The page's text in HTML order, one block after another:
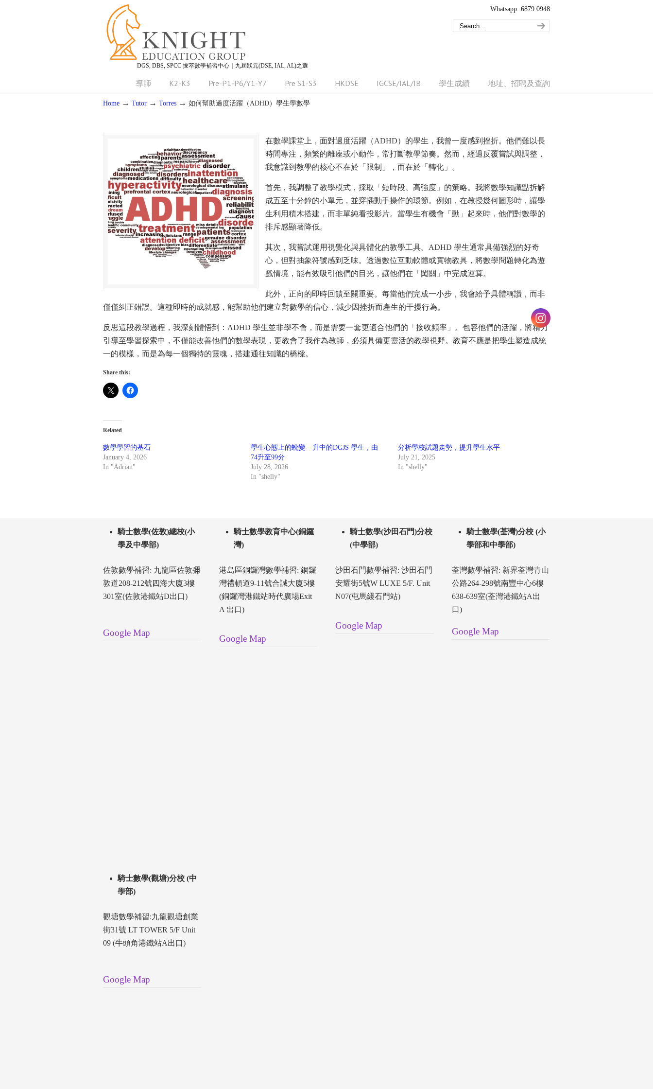
DGS, DBS, SPCC 拔萃數學補習中心｜九屆狀元(DSE, IAL, AL)之選
Whatsapp: 6879 0948
導師 K2-K3 Pre-P1-P6/Y1-Y7 Pre S1-S3 HKDSE IGCSE/IAL/IB 學生成績 地址、招聘及查詢
Home → Tutor → Torres → 如何幫助過度活躍（ADHD）學生學數學
在數學課堂上，面對過度活躍（ADHD）的學生，我曾一度感到挫折。他們難以長
時間專注，頻繁的離座或小動作，常打斷教學節奏。然而，經過反覆嘗試與調整，
我意識到教學的核心不在於「限制」，而在於「轉化」。
首先，我調整了教學模式，採取「短時段、高強度」的策略。我將數學知識點拆解
成五至十分鐘的小單元，並穿插動手操作的環節。例如，在教授幾何圖形時，讓學
生利用積木搭建，而非單純看投影片。當學生有機會「動」起來時，他們對數學的
排斥感顯著降低。
其次，我嘗試運用視覺化與具體化的教學工具。ADHD 學生通常具備強烈的好奇
心，但對抽象符號感到乏味。透過數位互動軟體或實物教具，將數學問題轉化為遊
戲情境，能有效吸引他們的目光，讓他們在「闖關」中完成運算。
此外，正向的即時回饋至關重要。每當他們完成一小步，我會給予具體稱讚，而非
僅僅糾正錯誤。這種即時的成就感，能幫助他們建立對數學的信心，減少因挫折而產生的干擾行為。
反思這段教學過程，我深刻體悟到：ADHD 學生並非學不會，而是需要一套更適合他們的「接收頻率」。包容他們的活躍，將精力
引導至學習探索中，不僅能改善他們的數學表現，更教會了我作為教師，必須具備更靈活的教學視野。教育不應是把學生塑造成統
一的模樣，而是為每一個獨特的靈魂，搭建通往知識的橋樑。
Share this:
Related
數學學習的基石
January 4, 2026
In "Adrian"
學生心態上的蛻變 – 升中的DGJS 學生，由
74升至99分
July 28, 2026
In "shelly"
分析學校試題走勢，提升學生水平
July 21, 2025
In "shelly"
騎士數學(佐敦)總校(小
學及中學部)
佐敦數學補習: 九龍區佐敦彌
敦道208-212號四海大廈3樓
301室(佐敦港鐵站D出口)
Google Map
騎士數學(觀塘)分校 (中
學部)
觀塘數學補習:九龍觀塘創業
街31號 LT TOWER 5/F Unit
09 (牛頭角港鐵站A出口)
Google Map
騎士數學教育中心(銅鑼
灣)
港島區銅鑼灣數學補習: 銅鑼
灣禮頓道9-11號合誠大廈5樓
(銅鑼灣港鐵站時代廣場Exit
A 出口)
Google Map
騎士數學(沙田石門)分校
(中學部)
沙田石門數學補習: 沙田石門
安耀街5號W LUXE 5/F. Unit
N07(屯馬綫石門站)
Google Map
騎士數學(荃灣)分校 (小
學部和中學部)
荃灣數學補習: 新界荃灣青山
公路264-298號南豐中心6樓
638-639室(荃灣港鐵站A出
口)
Google Map